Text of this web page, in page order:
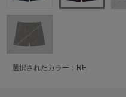
選択されたカラー：RE